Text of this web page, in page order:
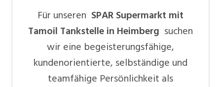
Für unseren SPAR Supermarkt mit
Tamoil Tankstelle in Heimberg suchen
wir eine begeisterungsfähige,
kundenorientierte, selbständige und
teamfähige Persönlichkeit als